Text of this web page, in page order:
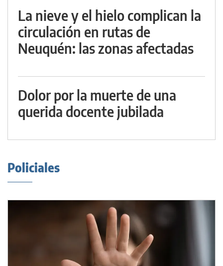
La nieve y el hielo complican la
circulación en rutas de
Neuquén: las zonas afectadas
Dolor por la muerte de una
querida docente jubilada
Policiales